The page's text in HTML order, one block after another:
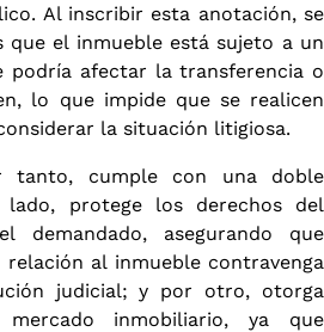
Al inscribir esta anotación, se
el inmueble está sujeto a un
podría afectar la transferencia o
lo que impide que se realicen
la situación litigiosa.
tanto, cumple con una doble
protege los derechos del
demandado, asegurando que
relación al inmueble contravenga
judicial; y por otro, otorga
mercado inmobiliario, ya que